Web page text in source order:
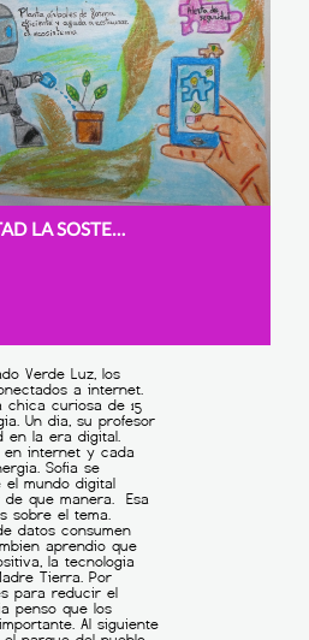
CON BUENA VOLUNTAD LA SOSTENIBILIDAD ES POSIBLE EN LA ERA DIGITAL